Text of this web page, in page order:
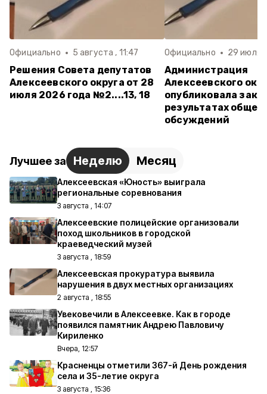
Официально 5 августа , 11:47
Решения Совета депутатов
Алексеевского округа от 28
июля 2026 года №2....13, 18
Официально 29 июля ,
Администрация
Алексеевского
опубликовала
результатах
обсуждений
Лучшее за Неделю Месяц
Алексеевская «Юность» выиграла
региональные соревнования
3 августа , 14:07
Алексеевские полицейские организовали
поход школьников в городской
краеведческий музей
3 августа , 18:59
Алексеевская прокуратура выявила
нарушения в двух местных организациях
2 августа , 18:55
Увековечили в Алексеевке. Как в городе
появился памятник Андрею Павловичу
Кириленко
Вчера, 12:57
Красненцы отметили 367-й День рождения
села и 35-летие округа
3 августа , 15:36